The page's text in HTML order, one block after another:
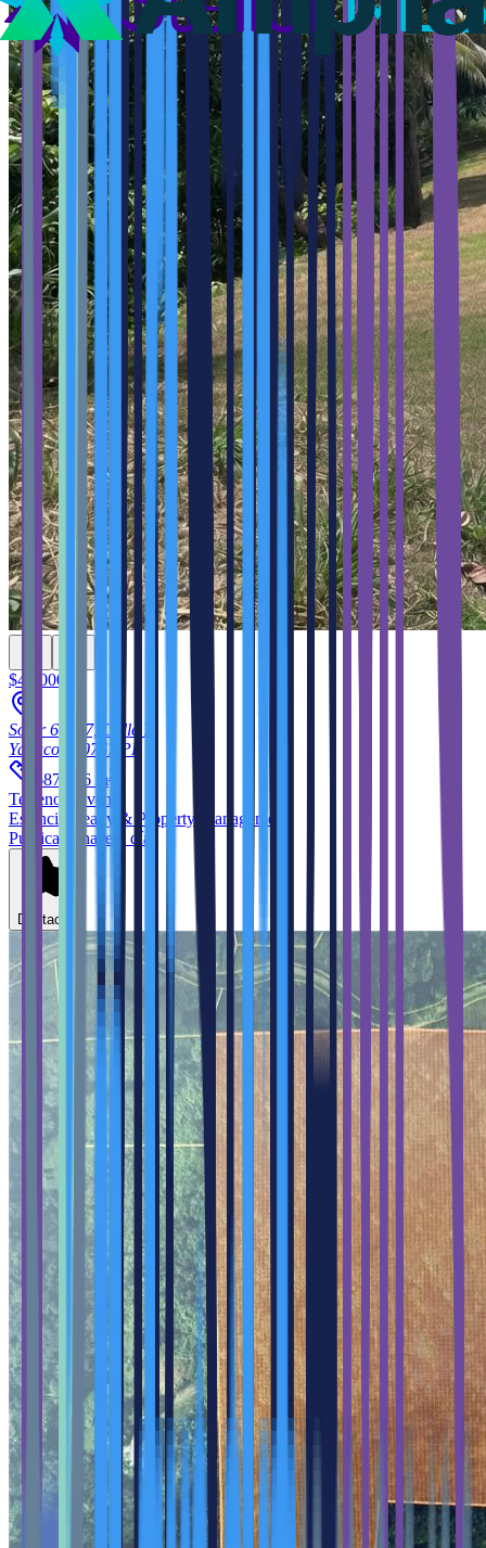
$45,000
Solar 67, 67, Calle 7
Yabucoa
00767
PR
687.966
m2
Terreno
en venta
Estencia Realty & Property Management
Publicado hace 5 días
Destacar